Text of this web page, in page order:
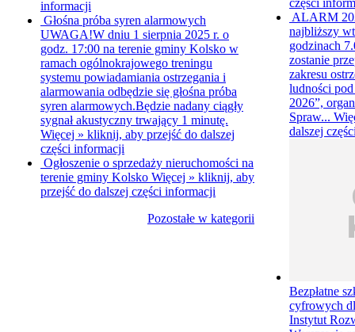
informacji
Głośna próba syren alarmowych
UWAGA!W dniu 1 sierpnia 2025 r. o
godz. 17:00 na terenie gminy Kolsko w
ramach ogólnokrajowego treningu
systemu powiadamiania ostrzegania i
alarmowania odbędzie się głośna próba
syren alarmowych.Będzie nadany ciągły
sygnał akustyczny trwający 1 minutę.
Więcej » kliknij, aby przejść do dalszej
części informacji
Ogłoszenie o sprzedaży nieruchomości na
terenie gminy Kolsko Więcej » kliknij, aby
przejść do dalszej części informacji
Pozostałe w kategorii
ALARM
najbliższy
godzinach
zostanie
zakresu
ludności
2026”,
Spraw...
dalszej
Bezpłatne
cyfrowych
Instytut